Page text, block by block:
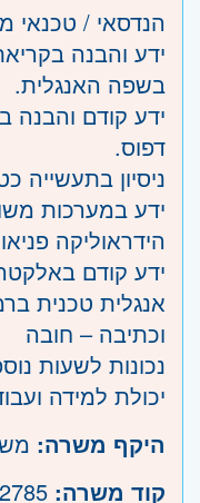
הנדסאי / טכנאי
ידע והבנה
בשפה האנגלית.
ידע קודם והבנה
דפוס.
ניסיון בתעשייה
ידע במערכות
הידראוליקה
ידע קודם
אנגלית טכנית
וכתיבה – חובה
נכונות לשעות
יכולת למידה
היקף משרה:
קוד משרה: